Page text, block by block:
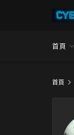
首頁
首頁